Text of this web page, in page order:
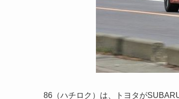
86（ハチロク）は、トヨタが